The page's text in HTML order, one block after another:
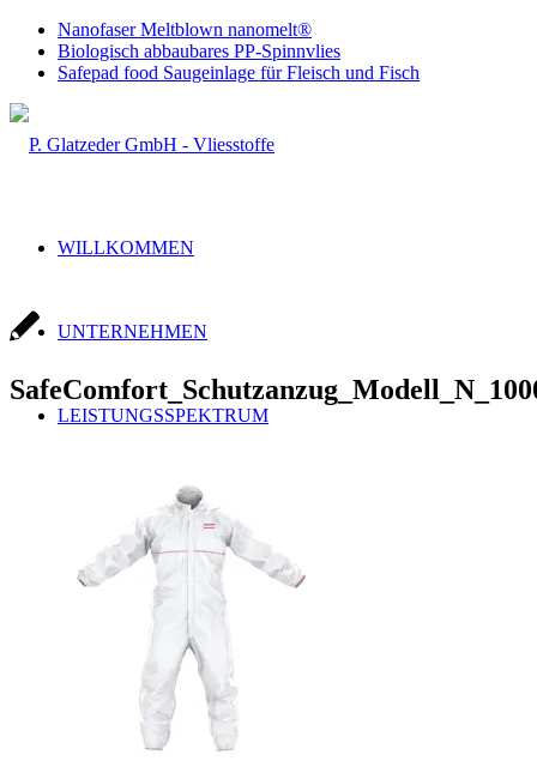
Nanofaser Meltblown nanomelt®
Biologisch abbaubares PP-Spinnvlies
Safepad food Saugeinlage für Fleisch und Fisch
WILLKOMMEN
UNTERNEHMEN
LEISTUNGSSPEKTRUM
Handel & Produktion
Konfektion
Service
NEUE PRODUKTE